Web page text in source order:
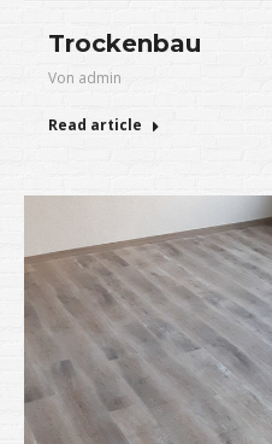
Trockenbau
Von admin
Read article